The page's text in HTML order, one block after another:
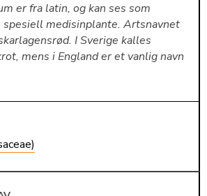
er fra latin, og kan ses som
spesiell medisinplante. Artsnavnet
I Sverige kalles
mens i England er et vanlig navn